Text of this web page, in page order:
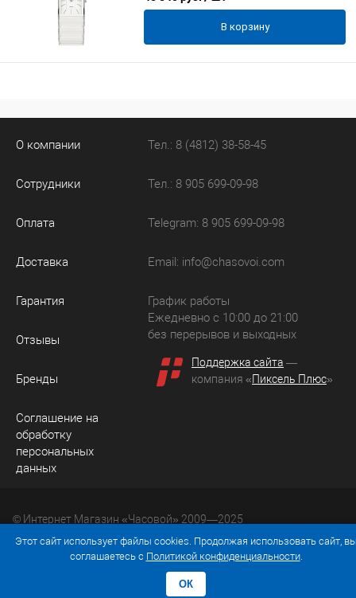
В корзину
О компании
Сотрудники
Оплата
Доставка
Гарантия
Отзывы
Бренды
Соглашение на
обработку
персональных
данных
Тел.: 8 (4812) 38-58-45
Тел.: 8 905 699-09-98
Telegram: 8 905 699-09-98
Email: info@chasovoi.com
График работы
Ежедневно с 10:00 до 21:00
без перерывов и выходных
Поддержка сайта —
компания «Пиксель Плюс»
© Интернет Магазин «Часовой» 2009—2025
Юридический адрес: 214036 Россия, г. Смоленск, ул.
Рыленкова, д. 61а, кв. 24.
Этот сайт использует файлы cookies. Продолжая использовать сайт,
соглашаетесь с Политикой конфиденциальности.
ОК